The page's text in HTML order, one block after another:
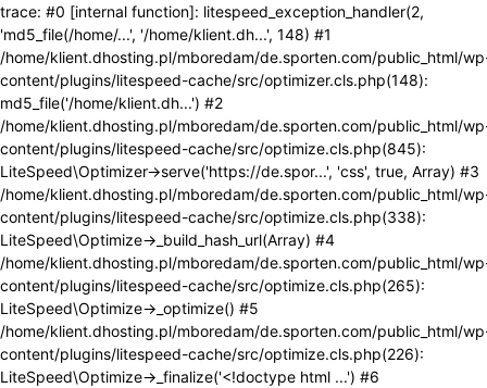
trace: #0 [internal function]: litespeed_exception_handler(2,
'md5_file(/home/...', '/home/klient.dh...', 148) #1
/home/klient.dhosting.pl/mboredam/de.sporten.com/public_html/
content/plugins/litespeed-cache/src/optimizer.cls.php(148):
md5_file('/home/klient.dh...') #2
/home/klient.dhosting.pl/mboredam/de.sporten.com/public_html/
content/plugins/litespeed-cache/src/optimize.cls.php(845):
LiteSpeed\Optimizer->serve('https://de.spor...', 'css', true, Array) #3
/home/klient.dhosting.pl/mboredam/de.sporten.com/public_html/
content/plugins/litespeed-cache/src/optimize.cls.php(338):
LiteSpeed\Optimize->_build_hash_url(Array) #4
/home/klient.dhosting.pl/mboredam/de.sporten.com/public_html/
content/plugins/litespeed-cache/src/optimize.cls.php(265):
LiteSpeed\Optimize->_optimize() #5
/home/klient.dhosting.pl/mboredam/de.sporten.com/public_html/
content/plugins/litespeed-cache/src/optimize.cls.php(226):
LiteSpeed\Optimize->_finalize('<!doctype html ...') #6